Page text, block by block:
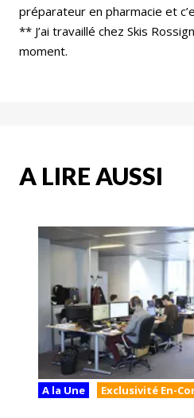
préparateur en pharmacie et
** J’ai travaillé chez Skis
moment.
A LIRE AUSSI
A la Une Exclusivité En-